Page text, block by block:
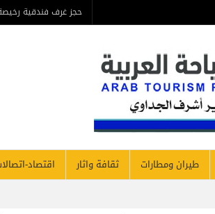
حجز غرف فندقية
طيران ومطارات ثقافة واثار اقتصاد-